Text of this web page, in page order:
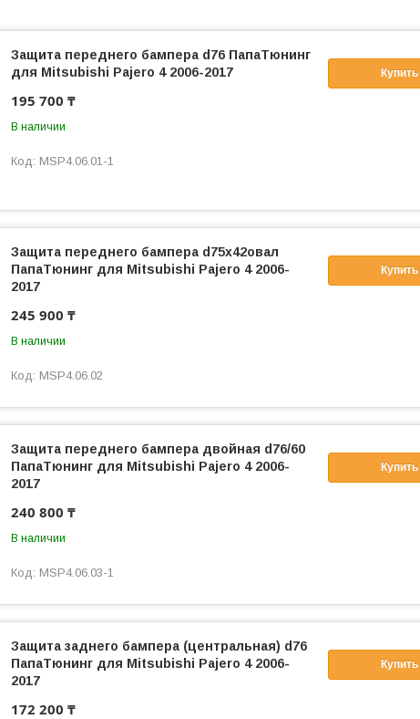
Купить
Защита переднего бампера d76 ПапаТюнинг
для Mitsubishi Pajero 4 2006-2017
195 700 ₸
В наличии
MSP4.06.01-1
Купить
Защита переднего бампера d75х42овал
ПапаТюнинг для Mitsubishi Pajero 4 2006-
2017
245 900 ₸
В наличии
MSP4.06.02
Купить
Защита переднего бампера двойная d76/60
ПапаТюнинг для Mitsubishi Pajero 4 2006-
2017
240 800 ₸
В наличии
MSP4.06.03-1
Купить
Защита заднего бампера (центральная) d76
ПапаТюнинг для Mitsubishi Pajero 4 2006-
2017
172 200 ₸